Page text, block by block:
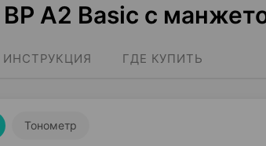
A2 Basic с
ИНСТРУКЦИЯ ГДЕ КУПИТЬ
Тонометр